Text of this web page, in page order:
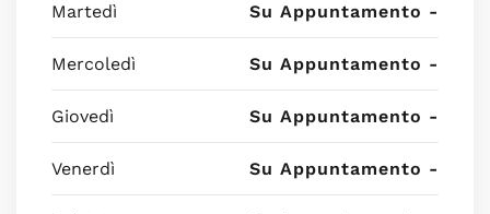
Martedì Su Appuntamento -
Mercoledì Su Appuntamento -
Giovedì Su Appuntamento -
Venerdì Su Appuntamento -